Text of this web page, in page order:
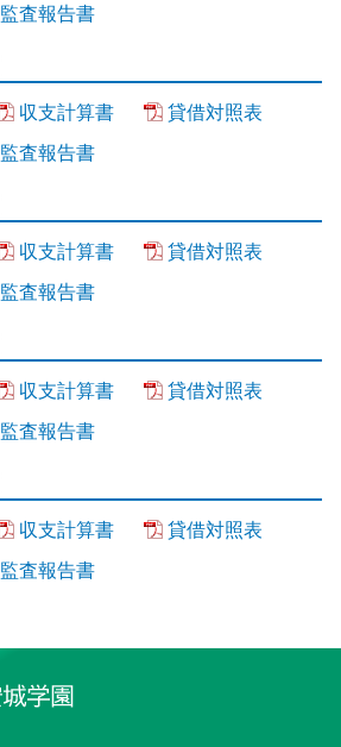
監査報告書
収支計算書
貸借対照表
監査報告書
収支計算書
貸借対照表
監査報告書
収支計算書
貸借対照表
監査報告書
収支計算書
貸借対照表
監査報告書